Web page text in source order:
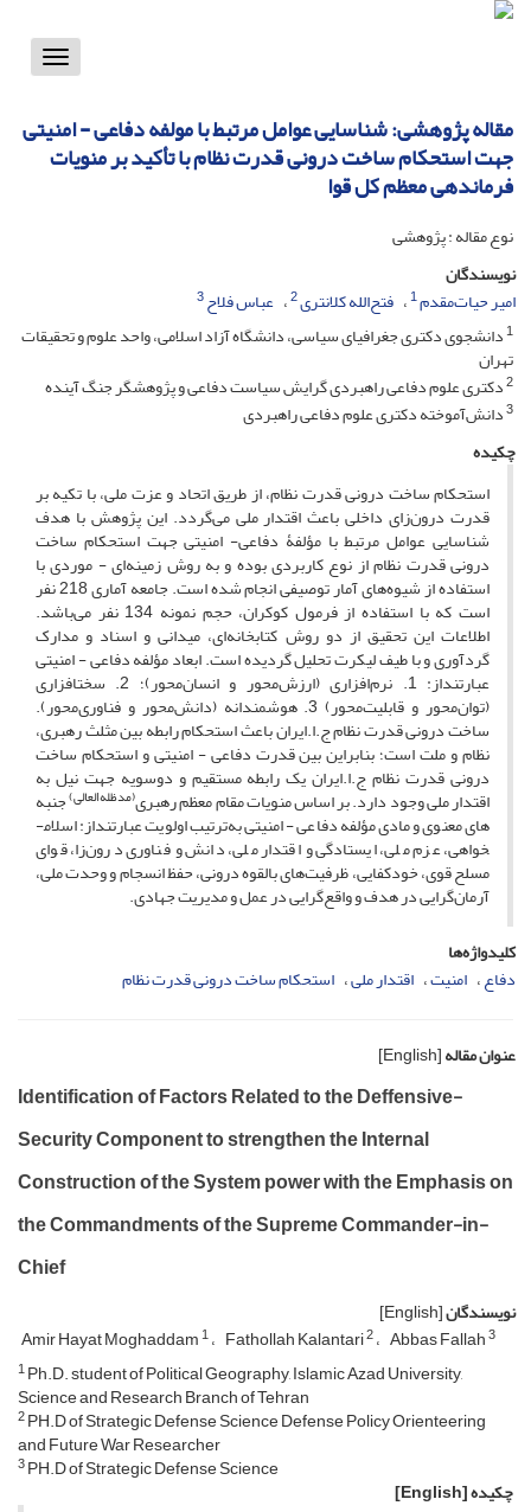
Toggle
مقاله پژوهشی: شناسایی عوامل مرتبط با مولفه دفاعی - امنیتی
جهت استحکام ساخت درونی قدرت نظام با تأکید بر منویات
فرماندهی معظم کل قوا
نوع مقاله : پژوهشی
نویسندگان
امیر حیات‌مقدم1 فتح‌الله کلانتری2 عباس فلاح3
1دانشجوی دکتری جغرافیای سیاسی، دانشگاه آزاد اسلامی، واحد علوم و تحقیقات
تهران
2دکتری علوم دفاعی راهبردی گرایش سیاست دفاعی و پژوهشگر جنگ آینده
3دانش‌آموخته دکتری علوم دفاعی راهبردی
چکیده
استحکام ساخت درونی قدرت نظام، از طریق اتحاد و عزت ملی، با تکیه بر
قدرت درون­‌زای داخلی باعث اقتدار ملی می­‌گردد. این پژوهش با هدف
شناسایی عوامل مرتبط با مؤلفۀ دفاعی- امنیتی جهت استحکام ساخت
درونی قدرت نظام از نوع کاربردی بوده و به روش زمینه­‌ای - موردی با
استفاده از شیوه‌­های آمار توصیفی انجام شده است. جامعه آماری 218 نفر
است که با استفاده از فرمول کوکران، حجم نمونه 134 نفر می­‌باشد.
اطلاعات این تحقیق از دو روش کتابخانه­‌ای، میدانی و اسناد و مدارک
گردآوری و با طیف لیکرت تحلیل گردیده است. ابعاد مؤلفه دفاعی - امنیتی
عبارتنداز: 1. نرم­‌افزاری (ارزش‌محور و انسان‌محور)؛ 2. سخت­افزاری
(توان‌محور و قابلیت‌محور) 3. هوشمندانه (دانش‌محور و فناوری‌محور).
ساخت درونی قدرت نظام ج.ا.ایران باعث استحکام رابطه بین مثلث رهبری،
نظام و ملت است؛ بنابراین بین قدرت دفاعی - امنیتی و استحکام ساخت
درونی قدرت نظام ج.ا.ایران یک رابطه مستقیم و دوسویه جهت نیل به
اقتدار ملی وجود دارد. بر اساس منویات مقام معظم رهبری(مدظله­‌العالی)جنبه­‌
های معنوی و مادی مؤلفه دفاعی - امنیتی به‌ترتیب اولویت عبارتنداز: اسلام­
خواهی، عزم ملی، ایستادگی و اقتدار ملی، دانش و فناوری درو‌ن­‌زا، قوای
مسلح قوی، خودکفایی، ظرفیت­‌های بالقوه درونی، حفظ انسجام و وحدت ملی،
آرمان­‌گرایی در هدف و واقع‌گرایی در عمل و مدیریت جهادی.
کلیدواژه‌ها
دفاع امنیت اقتدار ملی استحکام ساخت درونی قدرت نظام
عنوان مقاله[English]
Identification of Factors Related to the Deffensive-
Security Component to strengthen the Internal
Construction of the System power with the Emphasis on
the Commandments of the Supreme Commander-in-
Chief
نویسندگان[English]
Amir Hayat Moghaddam1 Fathollah Kalantari2 Abbas Fallah3
1Ph.D. student of Political Geography, Islamic Azad University,
Science and Research Branch of Tehran
2PH.D of Strategic Defense Science Defense Policy Orienteering
and Future War Researcher
3PH.D of Strategic Defense Science
چکیده[English]